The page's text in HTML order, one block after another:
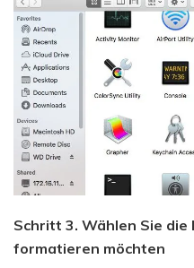
Schritt 3. Wählen Sie
formatieren möchten